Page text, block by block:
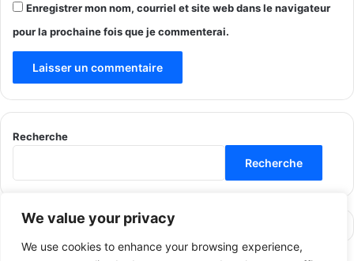
We value your privacy
We use cookies to enhance your browsing experience,
Enregistrer mon nom, courriel et site web dans le navigateur
pour la prochaine fois que je commenterai.
Recherche
Recherche